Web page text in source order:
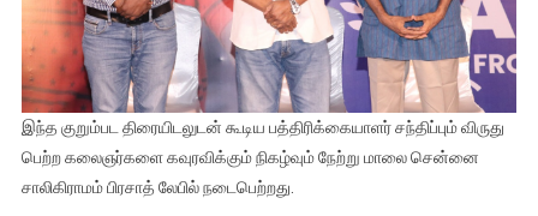
இந்த குறும்பட திரையிடலுடன் கூடிய பத்திரிக்கையாளர் சந்திப்பும் விருது
பெற்ற கலைஞர்களை கவுரவிக்கும் நிகழ்வும் நேற்று மாலை சென்னை
சாலிகிராமம் பிரசாத் லேபில் நடைபெற்றது.